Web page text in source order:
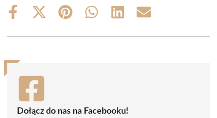
Share
Share
(Twitter)
Share
Share
Share
Share
Dołącz do nas na Facebooku!